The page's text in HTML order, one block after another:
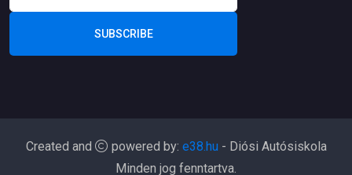
SUBSCRIBE
Created and powered by: e38.hu - Diósi Autósiskola
Minden jog fenntartva.